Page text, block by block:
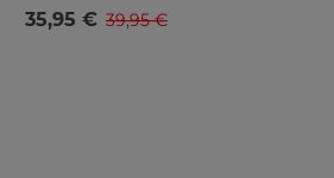
Selecciona una talla
35,95 € 39,95 €